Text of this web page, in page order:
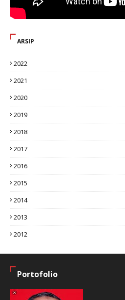
ARSIP
2022
2021
2020
2019
2018
2017
2016
2015
2014
2013
2012
Portofolio